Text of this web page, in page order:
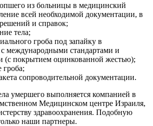
из больницы в медицинский
всей необходимой документации, в
и справок;
тела;
гроба под запайку в
с международными стандартами и
(с покрытием оцинкованной жестью);
гроба;
сопроводительной документации.
умершего выполняется компанией в
Медицинском центре Израиля,
здравоохранения. Подобную
наши партнеры.